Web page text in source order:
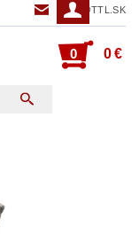
TTL@TTL.SK
0 0 €